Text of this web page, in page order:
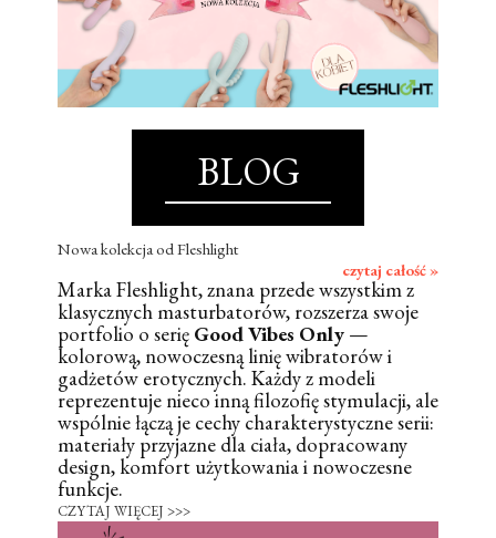
BLOG
Nowa kolekcja od Fleshlight
czytaj całość »
Marka Fleshlight, znana przede wszystkim z
klasycznych masturbatorów, rozszerza swoje
portfolio o serię Good Vibes Only —
kolorową, nowoczesną linię wibratorów i
gadżetów erotycznych. Każdy z modeli
reprezentuje nieco inną filozofię stymulacji, ale
wspólnie łączą je cechy charakterystyczne serii:
materiały przyjazne dla ciała, dopracowany
design, komfort użytkowania i nowoczesne
funkcje.
CZYTAJ WIĘCEJ >>>